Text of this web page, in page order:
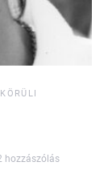
hozzászólás